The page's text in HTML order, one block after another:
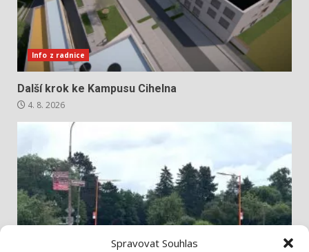
Spravovat Souhlas
Info z radnice
Další krok ke Kampusu Cihelna
4. 8. 2026